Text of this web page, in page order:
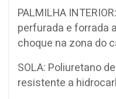
PALMILHA
perfurada e forrada
choque na zona do
SOLA: Poliuretano
resistente a